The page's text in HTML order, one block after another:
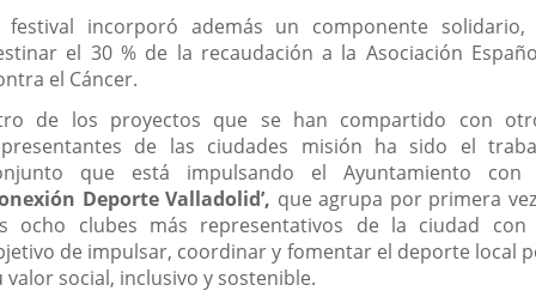
festival incorporó además un componente solidario,
el 30 % de la recaudación a la Asociación
el Cáncer.
de los proyectos que se han compartido con
de las ciudades misión ha sido el
que está impulsando el Ayuntamiento con
Deporte Valladolid’, que agrupa por primera
ocho clubes más representativos de la ciudad con
de impulsar, coordinar y fomentar el deporte local
valor social, inclusivo y sostenible.